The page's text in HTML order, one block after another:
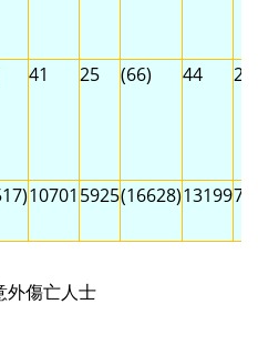
41 25 (66) 44 27
10701 5925(16628)13199
外傷亡人士